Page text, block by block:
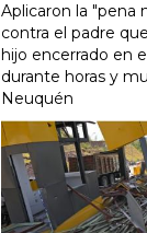
Aplicaron la "pena
contra el padre
hijo encerrado en
durante horas y
Neuquén